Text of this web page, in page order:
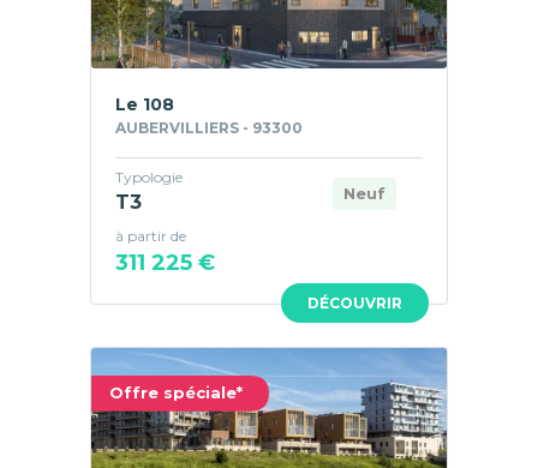
DÉCOUVRIR
Le 108
AUBERVILLIERS - 93300
Neuf
Typologie
T3
à partir de
311 225 €
Offre spéciale*